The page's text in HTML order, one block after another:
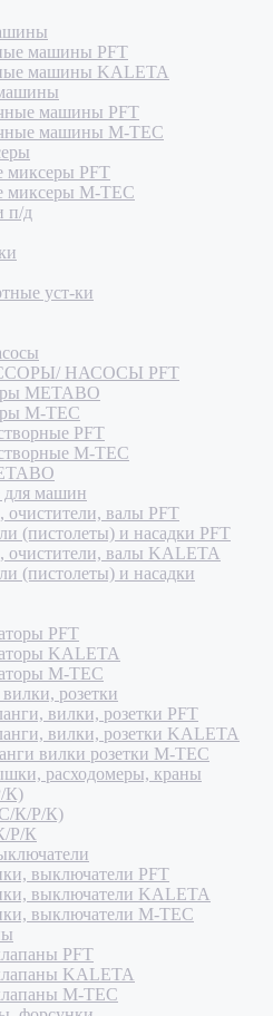
машины PFT
машины KALETA
машины PFT
машины M-TEC
миксеры PFT
миксеры M-TEC
п/д
уст-ки
НАСОСЫ PFT
METABO
M-TEC
PFT
M-TEC
машин
очистители, валы PFT
(пистолеты) и насадки PFT
очистители, валы KALETA
(пистолеты) и насадки
PFT
KALETA
M-TEC
розетки
вилки, розетки PFT
вилки, розетки KALETA
вилки розетки M-TEC
расходомеры, краны
К)
К/Р/К)
Р/К
выключатели PFT
выключатели KALETA
выключатели M-TEC
PFT
KALETA
M-TEC